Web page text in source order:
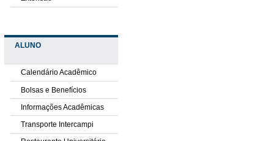
ALUNO
Calendário Acadêmico
Bolsas e Benefícios
Informações Acadêmicas
Transporte Intercampi